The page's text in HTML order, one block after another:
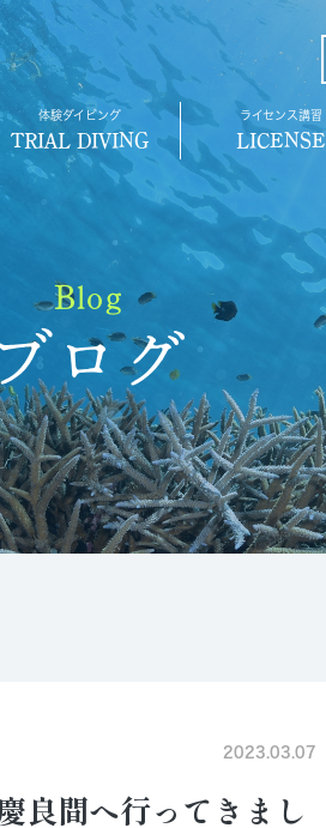
体験ダイビング
TRIAL DIVING
ライセンス講習
LICENSE
Blog
ログ
2023.03.07
良間へ行ってきまし